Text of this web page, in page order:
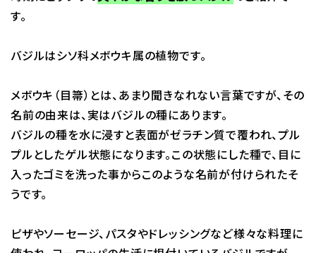
す。
バジルはシソ科メボウキ属の植物です。
メボウキ（目箒）とは、あまり聞きなれない言葉ですが、その
名前の由来は、実はバジルの種にあります。
バジルの種を水に浸すと表面がゼラチン質で覆われ、プル
プルとしたゲル状態になります。この状態にした種で、目に
入ったゴミを洗った事からこのような名前が付けられたそ
うです。
ピザやソーセージ、パスタやドレッシングなど様々な料理に